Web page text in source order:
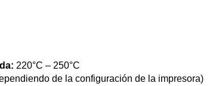
220°C – 250°C
de la configuración de la impresora)